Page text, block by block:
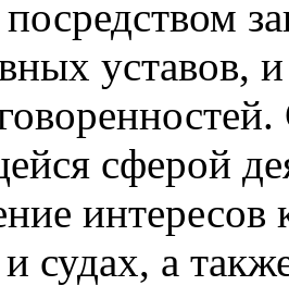
уставов,
сферой
​​судах, а